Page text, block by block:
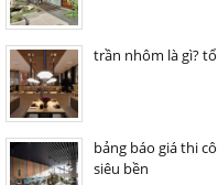
trần nhôm là gì?
bảng báo giá thi
siêu bền